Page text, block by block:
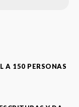
A 150 PERSONAS